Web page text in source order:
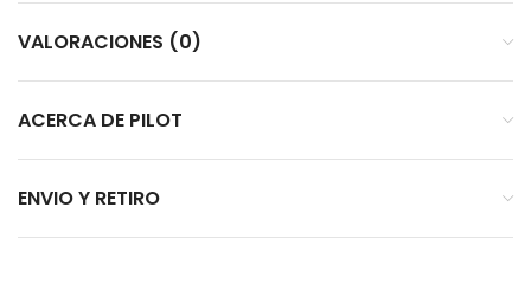
VALORACIONES (0)
ACERCA DE PILOT
ENVIO Y RETIRO